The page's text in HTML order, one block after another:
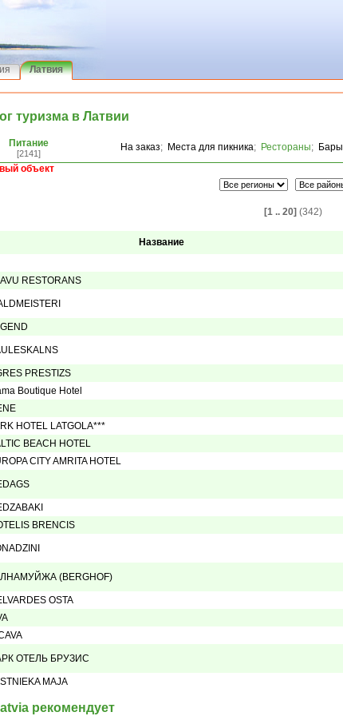
Латвия
туризма в Латвии
Питание
[2141]
На заказ; Места для пикника; Рестораны; Бары
объект
[1 .. 20] (342)
Название
RESTORANS
PRESTIZS
Boutique Hotel
HOTEL LATGOLA***
BEACH HOTEL
CITY AMRITA HOTEL
BRENCIS
(BERGHOF)
OSTA
ОТЕЛЬ БРУЗИС
MAJA
рекомендует